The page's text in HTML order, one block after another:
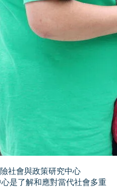
社會與政策研究中心
心是了解和應對當代社會多重